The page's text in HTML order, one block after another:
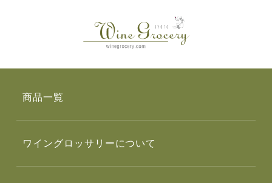
商品一覧
ワイングロッサリーについて